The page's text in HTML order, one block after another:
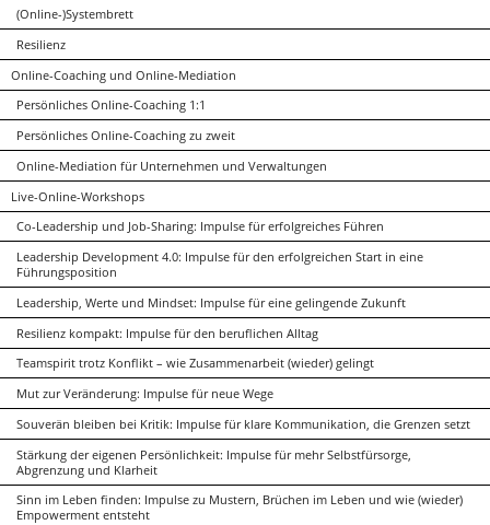
(Online-)Systembrett
Resilienz
Online-Coaching und Online-Mediation
Persönliches Online-Coaching 1:1
Persönliches Online-Coaching zu zweit
Online-Mediation für Unternehmen und Verwaltungen
Live-Online-Workshops
Co-Leadership und Job-Sharing: Impulse für erfolgreiches Führen
Leadership Development 4.0: Impulse für den erfolgreichen Start in eine
Führungsposition
Leadership, Werte und Mindset: Impulse für eine gelingende Zukunft
Resilienz kompakt: Impulse für den beruflichen Alltag
Teamspirit trotz Konflikt – wie Zusammenarbeit (wieder) gelingt
Mut zur Veränderung: Impulse für neue Wege
Souverän bleiben bei Kritik: Impulse für klare Kommunikation, die Grenzen setzt
Stärkung der eigenen Persönlichkeit: Impulse für mehr Selbstfürsorge,
Abgrenzung und Klarheit
Sinn im Leben finden: Impulse zu Mustern, Brüchen im Leben und wie (wieder)
Empowerment entsteht